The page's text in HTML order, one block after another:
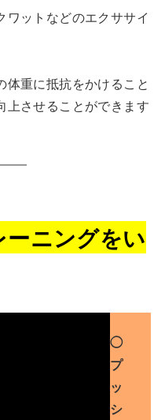
ットなどのエクササイ
体重に抵抗をかけること
上させることができます
ニングをい
◯
プ
ッ
シ